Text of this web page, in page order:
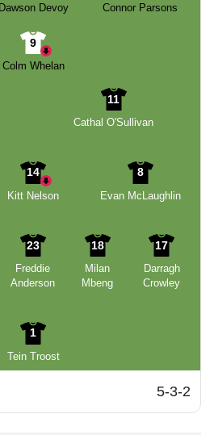
Dawson Devoy
Connor Parsons
9
Colm Whelan
11
Cathal O'Sullivan
14
Kitt Nelson
8
Evan McLaughlin
23
Freddie
Anderson
18
Milan
Mbeng
17
Darragh
Crowley
1
Tein Troost
5-3-2